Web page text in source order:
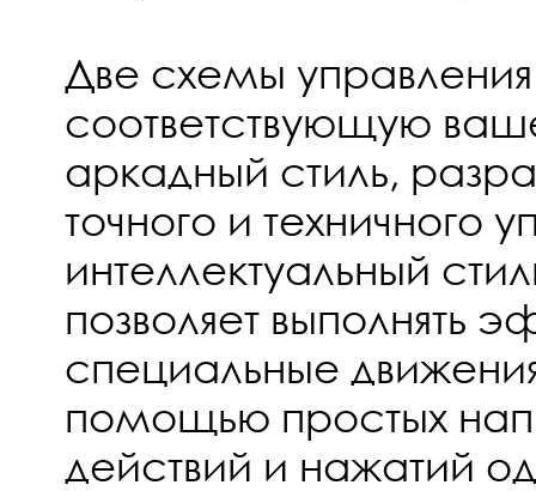
Две схемы
соответствующую
аркадный стиль,
точного и техничного
интеллектуальный
позволяет выполнять
специальные
помощью простых
действий и нажатий